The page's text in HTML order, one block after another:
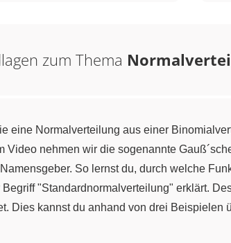
zum Thema
eine Normalverteilung aus einer
Video nehmen wir die sogenannte
So lernst du, durch welche
Begriff "Standardnormalverteilung" erklärt.
Dies kannst du anhand von drei Beispielen